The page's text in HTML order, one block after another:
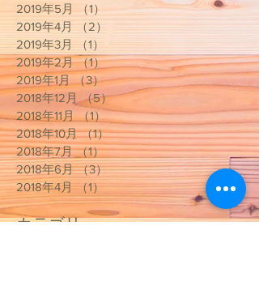
2019年5月
（1）
1件の記事
2019年4月
（2）
2019年3月 （1）
1件の記事
2019年2月 （1）1件の記事
2019年1月 （3）3件の記事
2018年12月 （5）5件の記事
2018年11月 （1）1件の記事
2018年10月 （1）1件の記事
2018年7月 （1）1件の記事
2018年6月 （3）3件の記事
2018年4月 （1）1件の記事
カテゴリー